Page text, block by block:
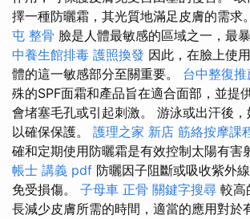
擇一種防曬霜，其光質地滿足皮膚的需求
屯 整骨 臉是人體最敏感的區域之一，最
中養生館排毒 護照換發 因此，在臉上使
體的這一敏感部分至關重要。 台中整復推
殊的SPF面霜和產品旨在適合面部，並提
會堵塞毛孔或引起刺激。 游泳或出汗後
以確保保護。 護理之家 新店 筋絡按摩課
確和定期使用防曬霜是有效控制太陽有害
帳士 講義 pdf 防曬因子阻斷或吸收紫外
免受損傷。 子母車 正骨 關鍵字搜尋 較高
長減少皮膚所需的時間，適當的應用對於